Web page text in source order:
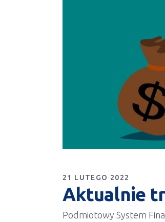
21 LUTEGO 2022
Aktualnie
Podmiotowy System